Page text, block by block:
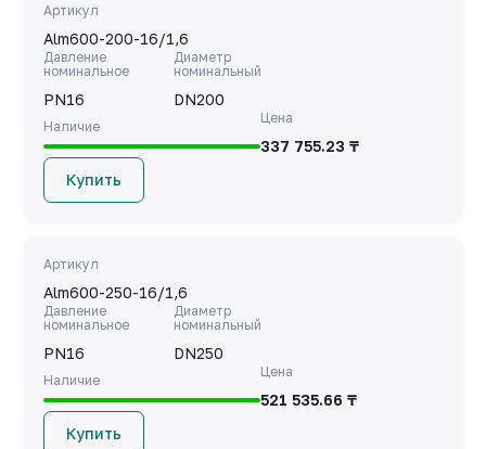
Артикул
Alm600-200-16/1,6
Давление
номинальное
PN16
Диаметр
номинальный
DN200
Наличие
Цена
337 755.23 ₸
Купить
Артикул
Alm600-250-16/1,6
Давление
номинальное
PN16
Диаметр
номинальный
DN250
Наличие
Цена
521 535.66 ₸
Купить